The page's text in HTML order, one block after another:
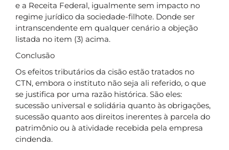
e a Receita Federal, igualmente sem impacto no
regime jurídico da sociedade-filhote. Donde ser
intranscendente em qualquer cenário a objeção
listada no item (3) acima.
Conclusão
Os efeitos tributários da cisão estão tratados no
CTN, embora o instituto não seja ali referido, o que
se justifica por uma razão histórica. São eles:
sucessão universal e solidária quanto às obrigações,
sucessão quanto aos direitos inerentes à parcela do
patrimônio ou à atividade recebida pela empresa
cindenda.